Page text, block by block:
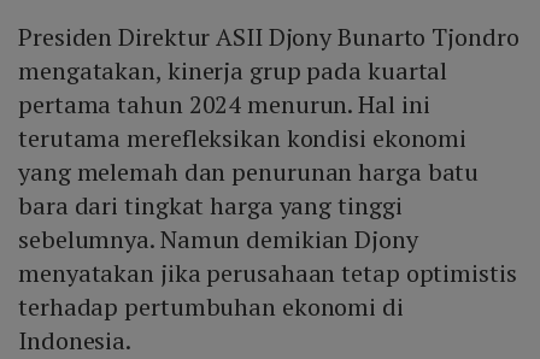
Presiden Direktur ASII Djony Bunarto Tjondro
mengatakan, kinerja grup pada kuartal
pertama tahun 2024 menurun. Hal ini
terutama merefleksikan kondisi ekonomi
yang melemah dan penurunan harga batu
bara dari tingkat harga yang tinggi
sebelumnya. Namun demikian Djony
menyatakan jika perusahaan tetap optimistis
terhadap pertumbuhan ekonomi di
Indonesia.